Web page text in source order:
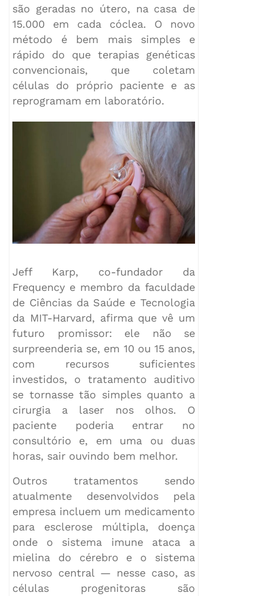
são geradas no útero, na casa de
15.000 em cada cóclea. O novo
método é bem mais simples e
rápido do que terapias genéticas
convencionais, que coletam
células do próprio paciente e as
reprogramam em laboratório.
Jeff Karp, co-fundador da
Frequency e membro da faculdade
de Ciências da Saúde e Tecnologia
da MIT-Harvard, afirma que vê um
futuro promissor: ele não se
surpreenderia se, em 10 ou 15 anos,
com recursos suficientes
investidos, o tratamento auditivo
se tornasse tão simples quanto a
cirurgia a laser nos olhos. O
paciente poderia entrar no
consultório e, em uma ou duas
horas, sair ouvindo bem melhor.
Outros tratamentos sendo
atualmente desenvolvidos pela
empresa incluem um medicamento
para esclerose múltipla, doença
onde o sistema imune ataca a
mielina do cérebro e o sistema
nervoso central — nesse caso, as
células progenitoras são